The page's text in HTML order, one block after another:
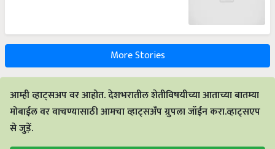
More Stories
आम्ही व्हाट्सअप वर आहोत. देशभरातील शेतीविषयीच्या आताच्या बातम्या
मोबाईल वर वाचण्यासाठी आमचा व्हाट्सअँप ग्रुपला जॉईन करा.व्हाट्सएप
से जुड़ें.